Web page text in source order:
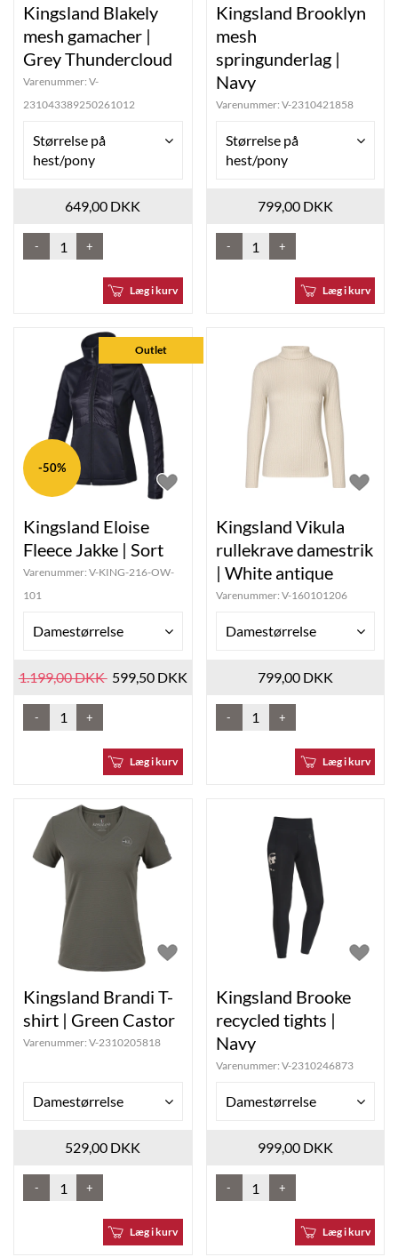
Kingsland Blakely
mesh gamacher |
Grey Thundercloud
Varenummer: V-
231043389250261012
Størrelse på
hest/pony
649,00 DKK
- +
Læg i kurv
Kingsland Brooklyn
mesh
springunderlag |
Navy
Varenummer: V-2310421858
Størrelse på
hest/pony
799,00 DKK
- +
Læg i kurv
-50%
Kingsland Eloise
Fleece Jakke | Sort
Varenummer: V-KING-216-OW-
101
Damestørrelse
Outlet
1.199,00 DKK 599,50 DKK
- +
Læg i kurv
Kingsland Vikula
rullekrave damestrik
| White antique
Varenummer: V-160101206
Damestørrelse
799,00 DKK
- +
Læg i kurv
Kingsland Brandi T-
shirt | Green Castor
Varenummer: V-2310205818
Damestørrelse
529,00 DKK
- +
Læg i kurv
Kingsland Brooke
recycled tights |
Navy
Varenummer: V-2310246873
Damestørrelse
999,00 DKK
- +
Læg i kurv